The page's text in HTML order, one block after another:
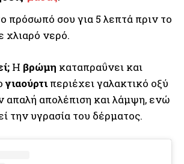
πρόσωπό σου για 5 λεπτά πριν το
χλιαρό νερό.
Η βρώμη καταπραΰνει και
γιαούρτιπεριέχει γαλακτικό οξύ
απαλή απολέπιση και λάμψη, ενώ
την υγρασία του δέρματος.